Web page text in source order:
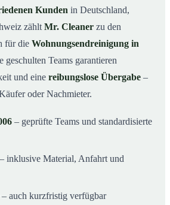
Kunden in Deutschland,
zählt Mr. Cleaner zu den
für die Wohnungsendreinigung in
geschulten Teams garantieren
und eine reibungslose Übergabe –
oder Nachmieter.
– geprüfte Teams und standardisierte
– inklusive Material, Anfahrt und
– auch kurzfristig verfügbar